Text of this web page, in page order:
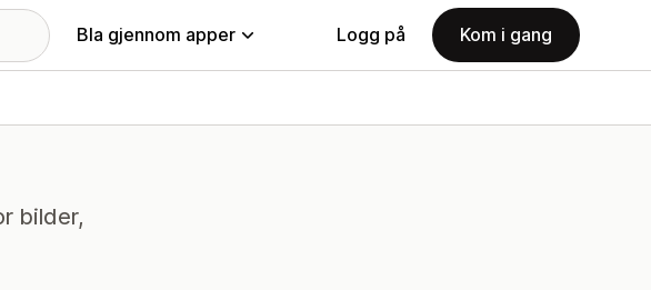
Bla gjennom apper Logg på Kom i gang
bilder,